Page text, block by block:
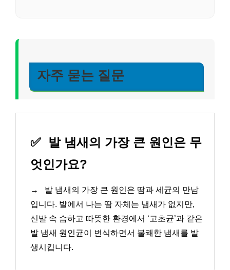
자주 묻는 질문
✅
발 냄새의 가장 큰 원인은 무
엇인가요?
→
발 냄새의 가장 큰 원인은 땀과 세균의 만남
입니다. 발에서 나는 땀 자체는 냄새가 없지만,
신발 속 습하고 따뜻한 환경에서 ‘고초균’과 같은
발 냄새 원인균이 번식하면서 불쾌한 냄새를 발
생시킵니다.